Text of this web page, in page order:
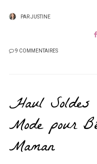
PARJUSTINE
9 COMMENTAIRES
Haul Soldes
Mode pour
Maman